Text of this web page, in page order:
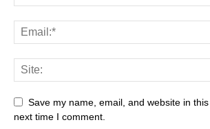
Save my name, email, and website in
next time I comment.